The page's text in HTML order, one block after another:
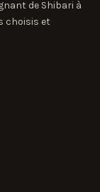
de Shibari à
choisis et